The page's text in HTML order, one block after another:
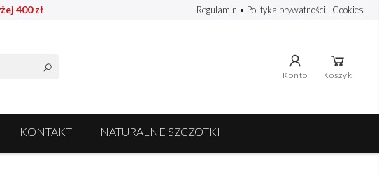
400 zł Regulamin • Polityka prywatności i Cookies
Konto Koszyk
KONTAKT NATURALNE SZCZOTKI